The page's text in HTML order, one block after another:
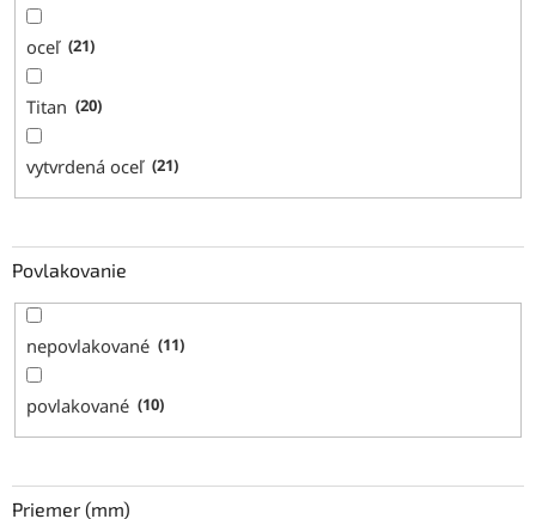
oceľ 21
Titan 20
vytvrdená oceľ 21
Povlakovanie
nepovlakované 11
povlakované 10
Priemer (mm)